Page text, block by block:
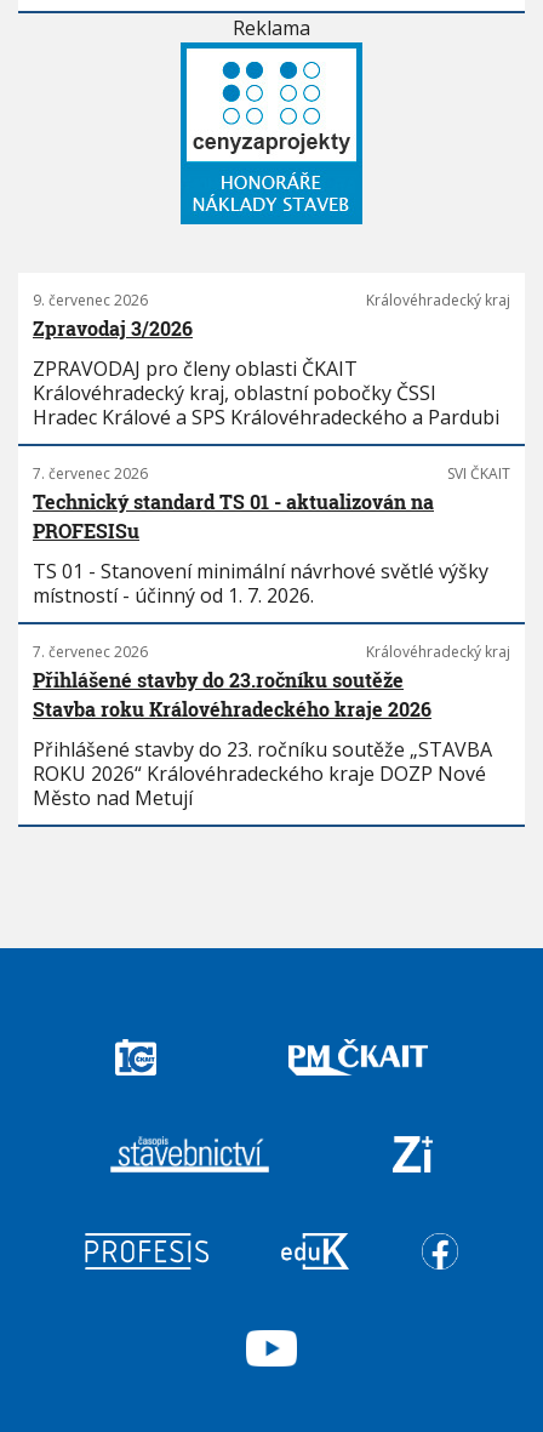
Reklama
9. červenec 2026 Královéhradecký kraj
Zpravodaj 3/2026
ZPRAVODAJ pro členy oblasti ČKAIT
Královéhradecký kraj, oblastní pobočky ČSSI
Hradec Králové a SPS Královéhradeckého a Pardubi
7. červenec 2026 SVI ČKAIT
Technický standard TS 01 - aktualizován na
PROFESISu
TS 01 - Stanovení minimální návrhové světlé výšky
místností - účinný od 1. 7. 2026.
7. červenec 2026 Královéhradecký kraj
Přihlášené stavby do 23.ročníku soutěže
Stavba roku Královéhradeckého kraje 2026
Přihlášené stavby do 23. ročníku soutěže „STAVBA
ROKU 2026“ Královéhradeckého kraje DOZP Nové
Město nad Metují